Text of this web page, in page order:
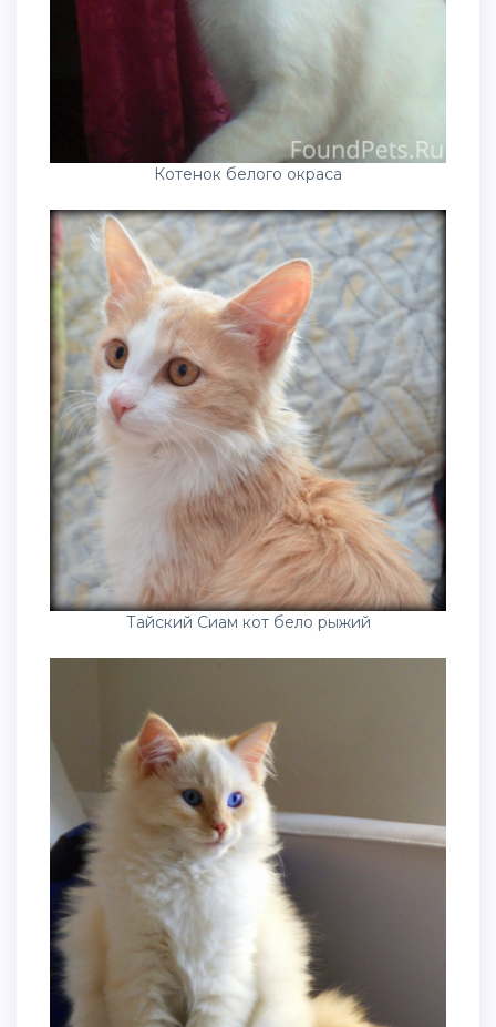
Котенок белого окраса
Тайский Сиам кот бело рыжий